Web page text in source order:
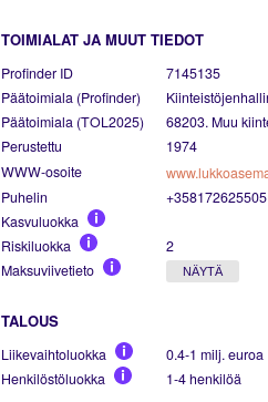
TOIMIALAT JA MUUT TIEDOT
Profinder ID
7145135
Päätoimiala (Profinder)
Päätoimiala (TOL2025)
68203. Muu
Perustettu
1974
WWW-osoite
Puhelin
+358172625505
Kasvuluokka
Riskiluokka
2
Maksuviivetieto
NÄYTÄ
TALOUS
Liikevaihtoluokka
0.4-1 milj. euroa
Henkilöstöluokka
1-4 henkilöä